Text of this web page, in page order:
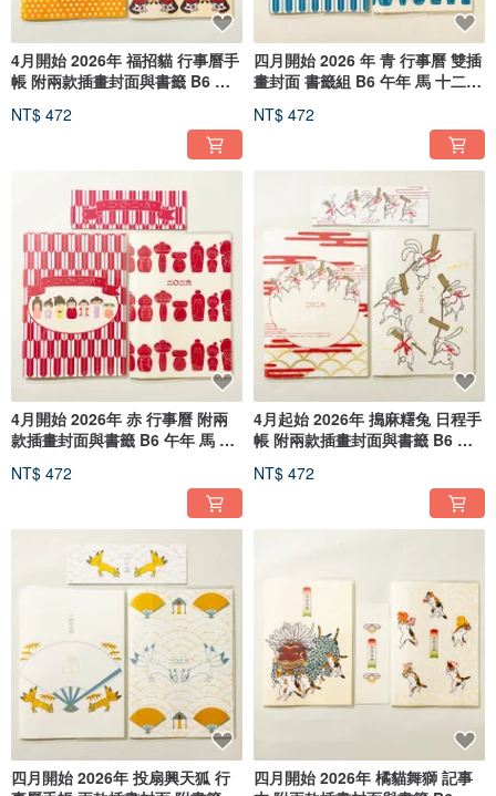
4月開始 2026年 福招貓 行事曆手
帳 附兩款插畫封面與書籤 B6 馬
NT$ 472
四月開始 2026 年 青 行事曆 雙插
畫封面 書籤組 B6 午年 馬 十二生
NT$ 472
4月開始 2026年 赤 行事曆 附兩
款插畫封面與書籤 B6 午年 馬 十
NT$ 472
4月起始 2026年 搗麻糬兔 日程手
帳 附兩款插畫封面與書籤 B6 માસ
NT$ 472
四月開始 2026年 投扇興天狐 行
四月開始 2026年 橘貓舞獅 記事